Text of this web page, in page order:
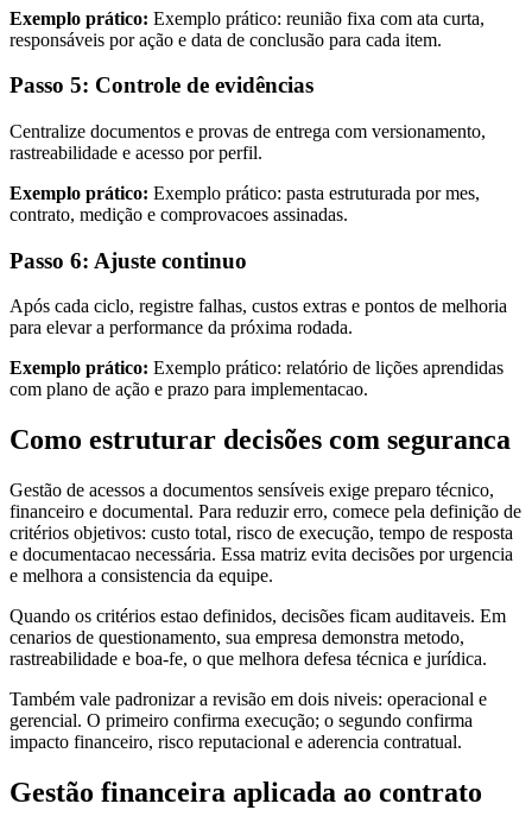
Exemplo prático: Exemplo prático: reunião fixa com ata curta,
responsáveis por ação e data de conclusão para cada item.
Passo 5: Controle de evidências
Centralize documentos e provas de entrega com versionamento,
rastreabilidade e acesso por perfil.
Exemplo prático: Exemplo prático: pasta estruturada por mes,
contrato, medição e comprovacoes assinadas.
Passo 6: Ajuste continuo
Após cada ciclo, registre falhas, custos extras e pontos de melhoria
para elevar a performance da próxima rodada.
Exemplo prático: Exemplo prático: relatório de lições aprendidas
com plano de ação e prazo para implementacao.
Como estruturar decisões com seguranca
Gestão de acessos a documentos sensíveis exige preparo técnico,
financeiro e documental. Para reduzir erro, comece pela definição de
critérios objetivos: custo total, risco de execução, tempo de resposta
e documentacao necessária. Essa matriz evita decisões por urgencia
e melhora a consistencia da equipe.
Quando os critérios estao definidos, decisões ficam auditaveis. Em
cenarios de questionamento, sua empresa demonstra metodo,
rastreabilidade e boa-fe, o que melhora defesa técnica e jurídica.
Também vale padronizar a revisão em dois niveis: operacional e
gerencial. O primeiro confirma execução; o segundo confirma
impacto financeiro, risco reputacional e aderencia contratual.
Gestão financeira aplicada ao contrato